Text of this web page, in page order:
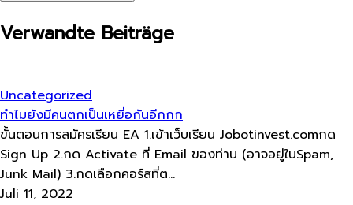
Verwandte Beiträge
Uncategorized
ทำไมยังมีคนตกเป็นเหยี่อกันอีกกก​
ขั้นตอนการสมัครเรียน EA 1.เข้าเว็บเรียน Jobotinvest.comกด
Sign Up 2.กด Activate ที่ Email ของท่าน (อาจอยู่ในSpam,
Junk Mail) 3.กดเลือกคอร์สที่ต...
Juli 11, 2022